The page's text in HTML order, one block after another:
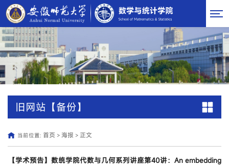
旧网站【备份】
当前位置: 首页 > 海报 > 正文
【学术预告】数统学院代数与几何系列讲座第40讲：An embedding